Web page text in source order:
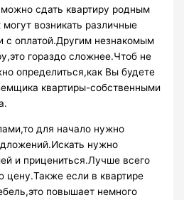
сдать квартиру родным
возникать различные
с оплатой.Другим незнакомым
гораздо сложнее.Чтоб не
определиться,как Вы будете
квартиры-собственными
для начало нужно
нужно
и прицениться.Лучше всего
цену.Также если в квартире
повышает немного